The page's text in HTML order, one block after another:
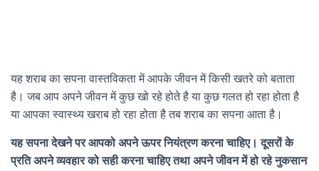
यह शराब का सपना वास्तविकता में आपके जीवन में किसी खतरे को बताता
है। जब आप अपने जीवन में कुछ खो रहे होते है या कुछ गलत हो रहा होता है
या आपका स्वास्थ्य खराब हो रहा होता है तब शराब का सपना आता है।
यह सपना देखने पर आपको अपने ऊपर नियंत्रण करना चाहिए। दूसरों के
प्रति अपने व्यवहार को सही करना चाहिए तथा अपने जीवन में हो रहे नुकसान